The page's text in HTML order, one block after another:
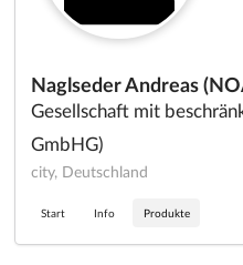
Naglseder Andreas
Gesellschaft mit
GmbHG)
city, Deutschland
Start Info Produkte